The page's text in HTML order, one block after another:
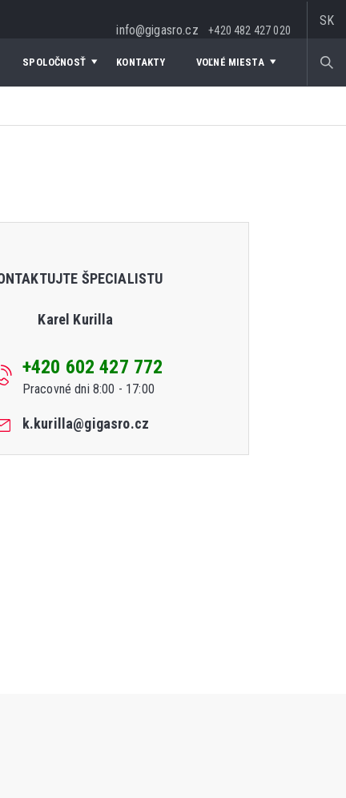
info@gigasro.cz+420 482 427 020
SK
SPOLOČNOSŤ KONTAKTY VOĽNÉ MIESTA
ŠPECIALISTU
Karel Kurilla
+420 602 427 772
Pracovné dni 8:00 - 17:00
k.kurilla@gigasro.cz